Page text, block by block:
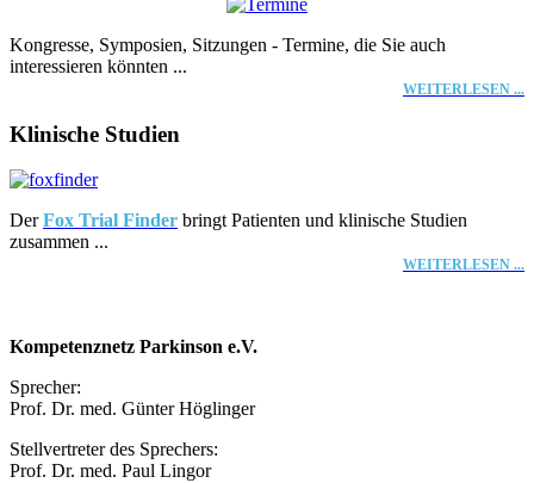
Kongresse, Symposien, Sitzungen - Termine, die Sie auch
interessieren könnten ...
WEITERLESEN ...
Klinische Studien
DerFox Trial Finder bringt Patienten und klinische Studien
zusammen ...
WEITERLESEN ...
Kompetenznetz Parkinson e.V.
Sprecher:
Prof. Dr. med. Günter Höglinger
Stellvertreter des Sprechers:
Prof. Dr. med. Paul Lingor